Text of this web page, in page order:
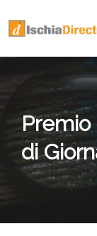
Premio
di